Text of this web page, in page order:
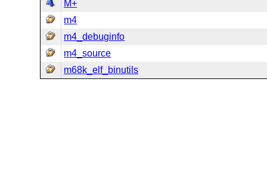
M+
m4
m4_debuginfo
m4_source
m68k_elf_binutils